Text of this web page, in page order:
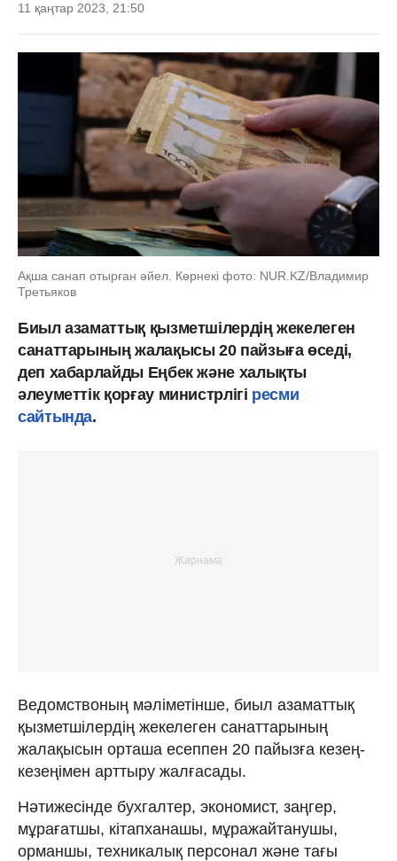
11 қаңтар 2023, 21:50
Ақша санап отырған әйел. Көрнекі фото: NUR.KZ/Владимир
Третьяков
Биыл азаматтық қызметшілердің жекелеген
санаттарының жалақысы 20 пайзыға өседі,
деп хабарлайды Еңбек және халықты
әлеуметтік қорғау министрлігі ресми
сайтында.
Ведомствоның мәліметінше, биыл азаматтық
қызметшілердің жекелеген санаттарының
жалақысын орташа есеппен 20 пайызға кезең-
кезеңімен арттыру жалғасады.
Нәтижесінде бухгалтер, экономист, заңгер,
мұрағатшы, кітапханашы, мұражайтанушы,
орманшы, техникалық персонал және тағы